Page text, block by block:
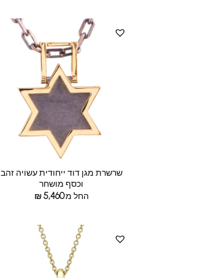
שרשרת מגן דוד ייחודית עשויה זהב
וכסף מושחר
החל מ:
₪5,460